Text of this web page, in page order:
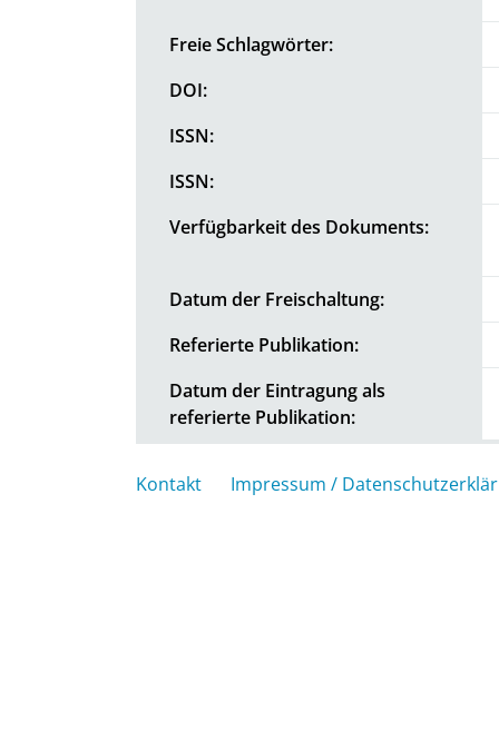
Freie Schlagwörter:
DOI:
ISSN:
ISSN:
Verfügbarkeit des Dokuments:
Datum der Freischaltung:
Referierte Publikation:
Datum der Eintragung als
referierte Publikation:
Kontakt Impressum /